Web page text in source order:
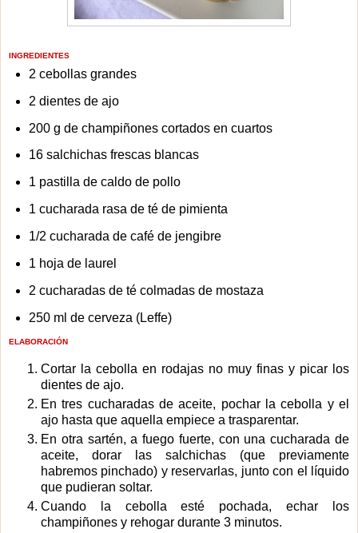
INGREDIENTES
2 cebollas grandes
2 dientes de ajo
200 g de champiñones cortados en cuartos
16 salchichas frescas blancas
1 pastilla de caldo de pollo
1 cucharada rasa de té de pimienta
1/2 cucharada de café de jengibre
1 hoja de laurel
2 cucharadas de té colmadas de mostaza
250 ml de cerveza (Leffe)
ELABORACIÓN
Cortar la cebolla en rodajas no muy finas y picar los
dientes de ajo.
En tres cucharadas de aceite, pochar la cebolla y el
ajo hasta que aquella empiece a trasparentar.
En otra sartén, a fuego fuerte, con una cucharada de
aceite, dorar las salchichas (que previamente
habremos pinchado) y reservarlas, junto con el líquido
que pudieran soltar.
Cuando la cebolla esté pochada, echar los
champiñones y rehogar durante 3 minutos.